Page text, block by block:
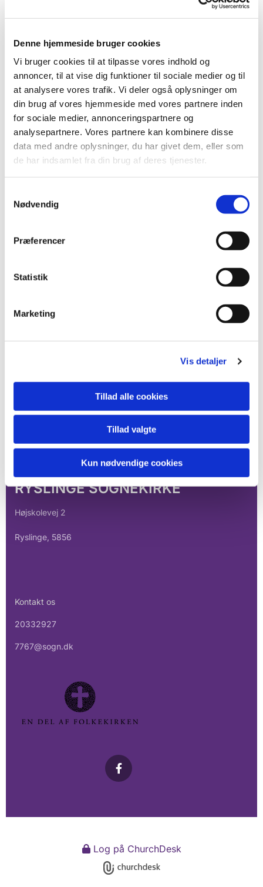
Denne hjemmeside bruger cookies
Vi bruger cookies til at tilpasse vores indhold og
annoncer, til at vise dig funktioner til sociale medier og til
at analysere vores trafik. Vi deler også oplysninger om
din brug af vores hjemmeside med vores partnere inden
for sociale medier, annonceringspartnere og
analysepartnere. Vores partnere kan kombinere disse
data med andre oplysninger, du har givet dem, eller som
de har indsamlet fra din brug af deres tjenester.
Nødvendig
Præferencer
Statistik
Marketing
Vis detaljer
Tillad alle cookies
Tillad valgte
Kun nødvendige cookies
Du vil måske også kunne lide...
RYSLINGE SOGNEKIRKE
Højskolevej 2
Ryslinge, 5856
Kontakt os
20332927
7767@sogn.dk
Log på ChurchDesk